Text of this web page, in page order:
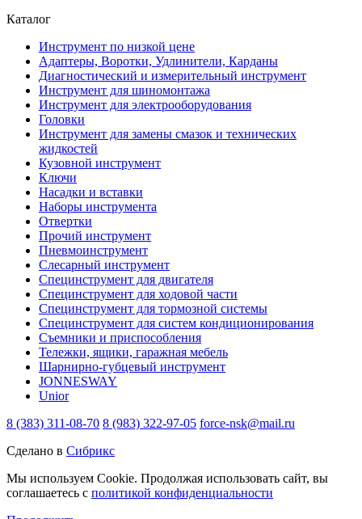
Каталог
Инструмент по низкой цене
Адаптеры, Воротки, Удлинители, Карданы
Диагностический и измерительный инструмент
Инструмент для шиномонтажа
Инструмент для электрооборудования
Головки
Инструмент для замены смазок и технических
жидкостей
Кузовной инструмент
Ключи
Насадки и вставки
Наборы инструмента
Отвертки
Прочий инструмент
Пневмоинструмент
Слесарный инструмент
Специнструмент для двигателя
Специнструмент для ходовой части
Специнструмент для тормозной системы
Специнструмент для систем кондиционирования
Съемники и приспособления
Тележки, ящики, гаражная мебель
Шарнирно-губцевый инструмент
JONNESWAY
Unior
8 (383) 311-08-70 8 (983) 322-97-05 force-nsk@mail.ru
Сделано в Сибрикс
Мы используем Cookie. Продолжая использовать сайт, вы
соглашаетесь с политикой конфиденциальности